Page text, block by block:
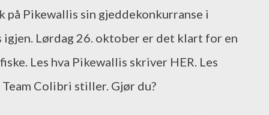
på Pikewallis sin gjeddekonkurranse i
igjen. Lørdag 26. oktober er det klart for en
Les hva Pikewallis skriver HER. Les
Colibri stiller. Gjør du?